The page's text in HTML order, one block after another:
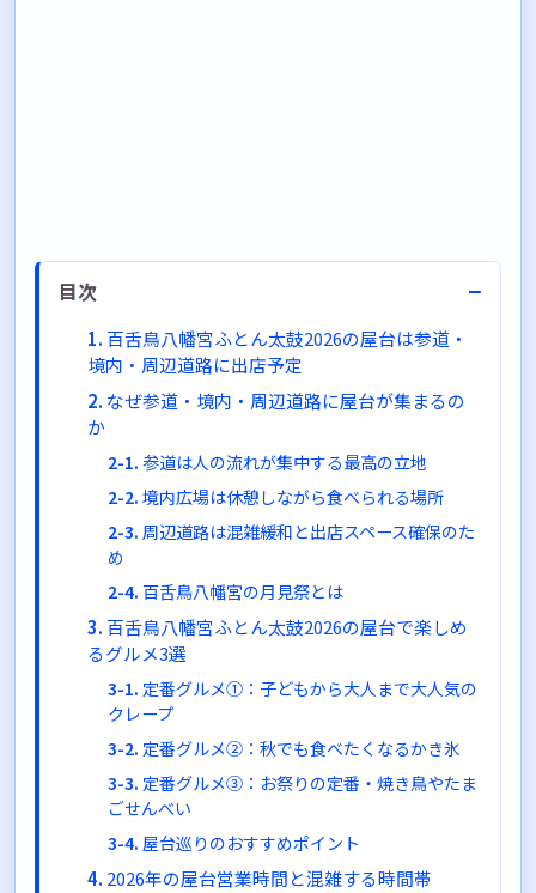
目次 −
百舌鳥八幡宮ふとん太鼓2026の屋台は参道・
境内・周辺道路に出店予定
なぜ参道・境内・周辺道路に屋台が集まるの
か
参道は人の流れが集中する最高の立地
境内広場は休憩しながら食べられる場所
周辺道路は混雑緩和と出店スペース確保のた
め
百舌鳥八幡宮の月見祭とは
百舌鳥八幡宮ふとん太鼓2026の屋台で楽しめ
るグルメ3選
定番グルメ①：子どもから大人まで大人気の
クレープ
定番グルメ②：秋でも食べたくなるかき氷
定番グルメ③：お祭りの定番・焼き鳥やたま
ごせんべい
屋台巡りのおすすめポイント
2026年の屋台営業時間と混雑する時間帯